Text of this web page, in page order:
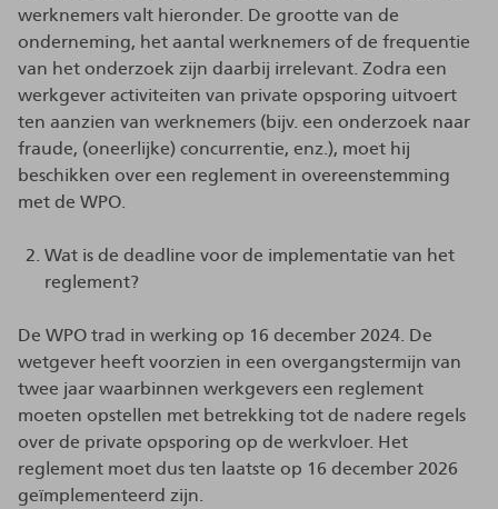
werknemers valt hieronder. De grootte van de
onderneming, het aantal werknemers of de frequentie
van het onderzoek zijn daarbij irrelevant. Zodra een
werkgever activiteiten van private opsporing uitvoert
ten aanzien van werknemers (bijv. een onderzoek naar
fraude, (oneerlijke) concurrentie, enz.), moet hij
beschikken over een reglement in overeenstemming
met de WPO.
Wat is de deadline voor de implementatie van het
reglement?
De WPO trad in werking op 16 december 2024. De
wetgever heeft voorzien in een overgangstermijn van
twee jaar waarbinnen werkgevers een reglement
moeten opstellen met betrekking tot de nadere regels
over de private opsporing op de werkvloer. Het
reglement moet dus ten laatste op 16 december 2026
geïmplementeerd zijn.